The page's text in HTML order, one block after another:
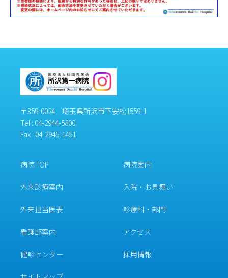
〒359-0024 埼玉県所沢市下安松1559-1
Tel : 04-2944-5800
Fax : 04-2945-1451
病院TOP 病院案内
外来診療案内 入院・お見舞い
外来担当医表 診療科・部門
看護部案内 アクセス
健診センター 採用情報